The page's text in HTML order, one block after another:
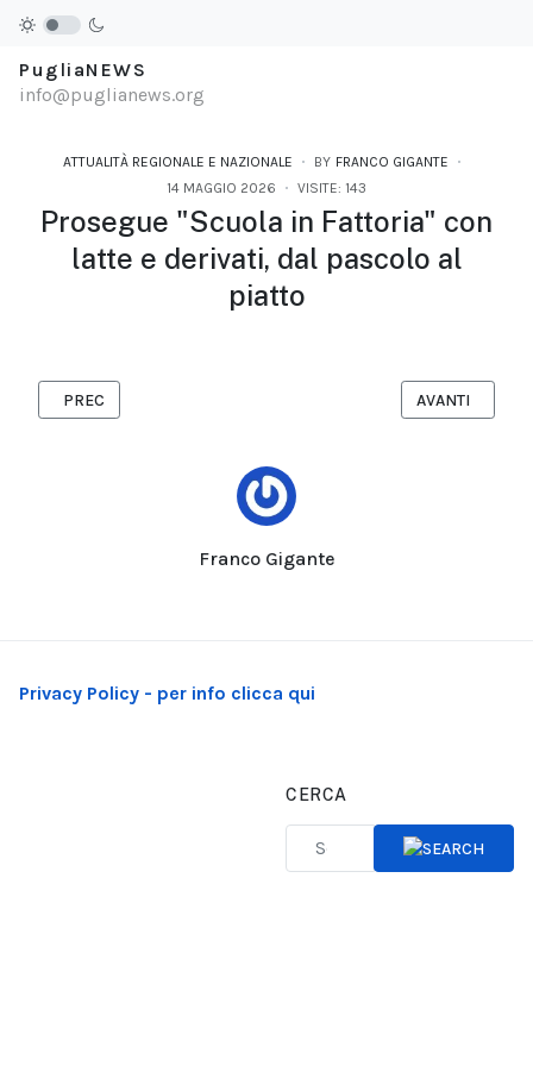
PugliaNEWS
info@puglianews.org
ATTUALITÀ REGIONALE E NAZIONALE BY FRANCO GIGANTE
14 MAGGIO 2026
VISITE: 143
Prosegue "Scuola in Fattoria" con
latte e derivati, dal pascolo al
piatto
Franco Gigante
ARTICOLO PRECEDENTE: BABA – IL NUOVO SINGOLO CON
PREC ARTICOLO
AVANTI
Privacy Policy - per info clicca qui
CERCA